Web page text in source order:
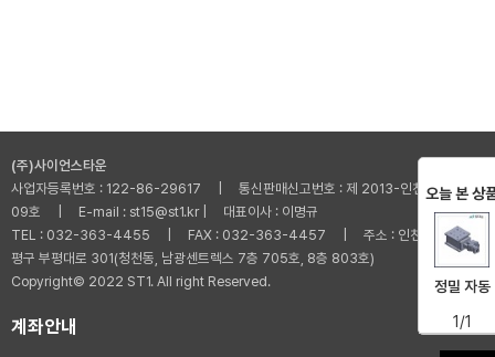
(주)사이언스타운
사업자등록번호 : 122-86-29617 | 통신판매신고번호 : 제 2013-인천부평-001
09호 | E-mail : st15@st1.kr | 대표이사 : 이명규
TEL : 032-363-4455 | FAX : 032-363-4457 | 주소 : 인천광역시 부
평구 부평대로 301(청천동, 남광센트렉스 7층 705호, 8층 803호)
Copyright© 2022 ST1. All right Reserved.
계좌안내
오늘 본 상
정밀 자동
1/1